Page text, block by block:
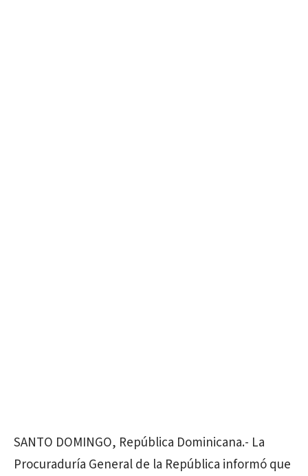
SANTO DOMINGO, República Dominicana.- La
Procuraduría General de la República informó que